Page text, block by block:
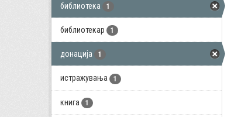
библиотека 1
библиотекар 1
донација 1
истражувања 1
книга 1